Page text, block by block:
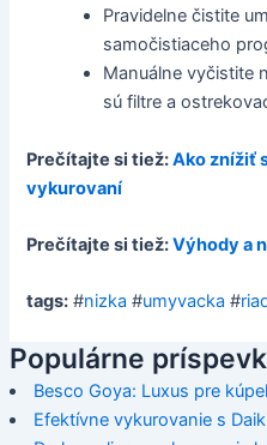
Pravidelne čistite
samočistiaceho
Manuálne vyčistite
sú filtre a
Prečítajte si tiež:Ako znížiť
vykurovaní
Prečítajte si tiež:Výhody a
tags: #nizka #umyvacka #
Populárne
Besco Goya: Luxus pre
Efektívne vykurovanie s